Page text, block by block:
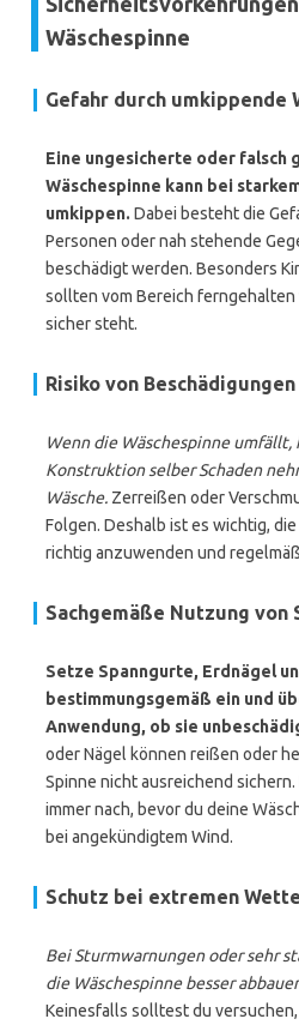
Wäschespinne
Gefahr durch umkippende
Eine ungesicherte oder falsch
Wäschespinne kann bei
umkippen. Dabei besteht die
Personen oder nah stehende
beschädigt werden. Besonders
sollten vom Bereich ferngehalten
sicher steht.
Risiko von Beschädigungen
Wenn die Wäschespinne
Konstruktion selber Schaden
Wäsche. Zerreißen oder
Folgen. Deshalb ist es wichtig,
richtig anzuwenden und
Sachgemäße Nutzung
Setze Spanngurte, Erdnägel
bestimmungsgemäß ein und
Anwendung, ob sie
oder Nägel können reißen oder
Spinne nicht ausreichend
immer nach, bevor du deine
bei angekündigtem Wind.
Schutz bei extremen
Bei Sturmwarnungen oder sehr
die Wäschespinne besser
Keinesfalls solltest du